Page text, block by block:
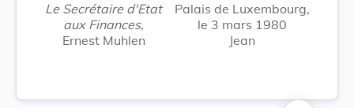
Le Secrétaire d'Etat
aux Finances,
Ernest Muhlen
Palais de Luxembourg,
le 3 mars 1980
Jean